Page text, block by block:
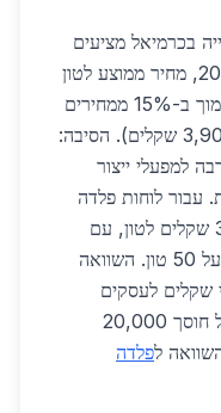
בכרמיאל מציעים
עסקאות משתלמות יותר. בשנת 2026, מחיר ממוצע לטון
פלדה מבניית הוא 3,200 שקלים, נמוך ב-15% ממחירים
במרכז (3,700 שקלים) ובדרום (3,900 שקלים). הסיבה:
למפעלי ייצור
עבור לוחות פלדה
תעשייתיים, המחיר עומד על 3,500 שקלים לטון, עם
הנחות נפח של עד 10% להזמנות מעל 50 טון. השוואה
שקלים לעסקים
תעשייתיים. לדוגמה, מפעל בכרמיאל חוסך 20,000
לפלדה